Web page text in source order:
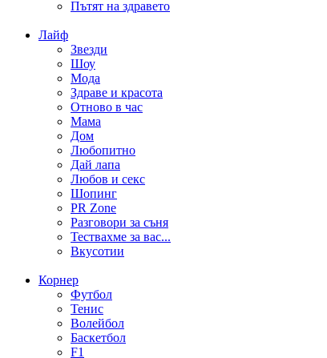
Пътят на здравето
Лайф
Звезди
Шоу
Мода
Здраве и красота
Отново в час
Мама
Дом
Любопитно
Дай лапа
Любов и секс
Шопинг
PR Zone
Разговори за съня
Тествахме за вас...
Вкусотии
Корнер
Футбол
Тенис
Волейбол
Баскетбол
F1